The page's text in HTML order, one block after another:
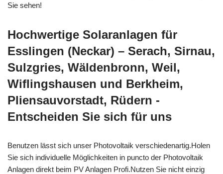
Sie sehen!
Hochwertige Solaranlagen für
Esslingen (Neckar) – Serach, Sirnau,
Sulzgries, Wäldenbronn, Weil,
Wiflingshausen und Berkheim,
Pliensauvorstadt, Rüdern -
Entscheiden Sie sich für uns
Benutzen lässt sich unser Photovoltaik verschiedenartig.Holen
Sie sich individuelle Möglichkeiten in puncto der Photovoltaik
Anlagen direkt beim PV Anlagen Profi.Nutzen Sie nicht einzig